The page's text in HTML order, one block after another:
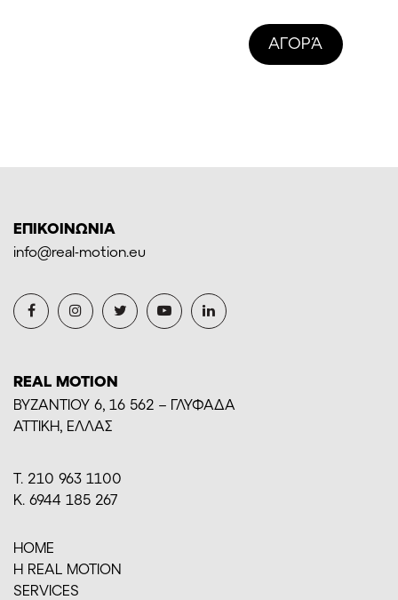
was:
7229,00€.
AΓΟΡΆ
ΕΠΙΚΟΙΝΩΝΙΑ
info@real-motion.eu
REAL MOTION
BYZANTIOY 6, 16 562 – ΓΛΥΦΑΔΑ
ΑΤΤΙΚΗ, ΕΛΛΑΣ
Τ. 210 963 1100
Κ. 6944 185 267
HOME
H REAL MOTION
SERVICES